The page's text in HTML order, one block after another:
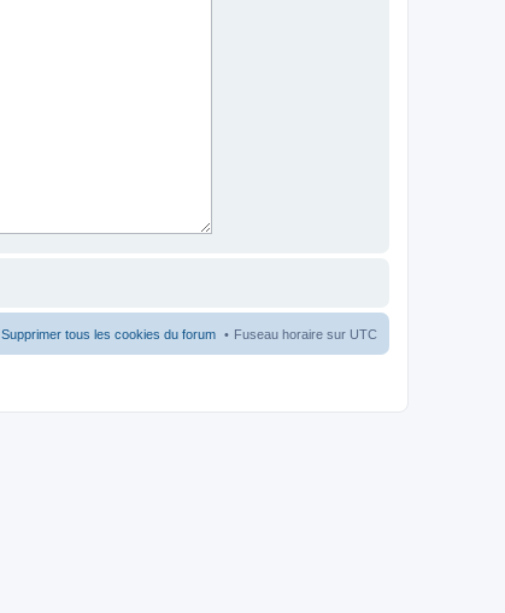
Fuseau horaire sur UTC
Supprimer tous les cookies du forum